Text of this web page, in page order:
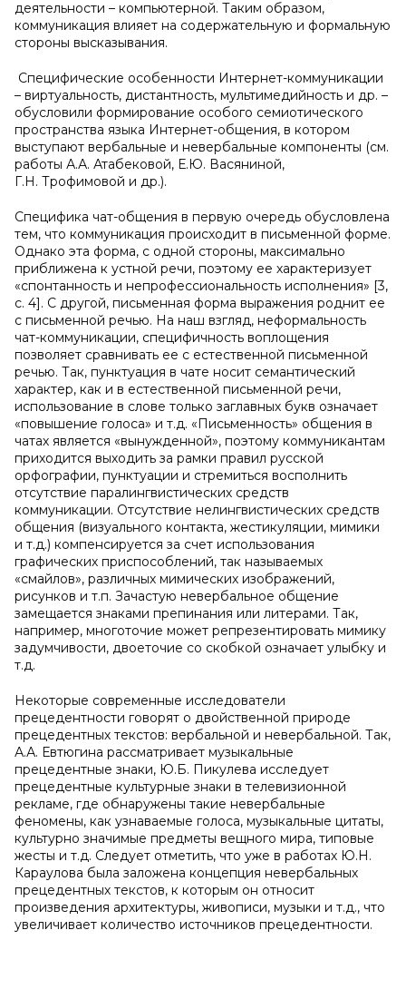
деятельности – компьютерной. Таким образом,
коммуникация влияет на содержательную и формальную
стороны высказывания.
Специфические особенности Интернет-коммуникации
– виртуальность, дистантность, мультимедийность и др. –
обусловили формирование особого семиотического
пространства языка Интернет-общения, в котором
выступают вербальные и невербальные компоненты (см.
работы А.А. Атабековой, Е.Ю. Васяниной,
Г.Н. Трофимовой и др.).
Специфика чат-общения в первую очередь обусловлена
тем, что коммуникация происходит в письменной форме.
Однако эта форма, с одной стороны, максимально
приближена к устной речи, поэтому ее характеризует
«спонтанность и непрофессиональность исполнения» [3,
с. 4]. С другой, письменная форма выражения роднит ее
с письменной речью. На наш взгляд, неформальность
чат-коммуникации, специфичность воплощения
позволяет сравнивать ее с естественной письменной
речью. Так, пунктуация в чате носит семантический
характер, как и в естественной письменной речи,
использование в слове только заглавных букв означает
«повышение голоса» и т.д. «Письменность» общения в
чатах является «вынужденной», поэтому коммуникантам
приходится выходить за рамки правил русской
орфографии, пунктуации и стремиться восполнить
отсутствие паралингвистических средств
коммуникации. Отсутствие нелингвистических средств
общения (визуального контакта, жестикуляции, мимики
и т.д.) компенсируется за счет использования
графических приспособлений, так называемых
«смайлов», различных мимических изображений,
рисунков и т.п. Зачастую невербальное общение
замещается знаками препинания или литерами. Так,
например, многоточие может репрезентировать мимику
задумчивости, двоеточие со скобкой означает улыбку и
т.д.
Некоторые современные исследователи
прецедентности говорят о двойственной природе
прецедентных текстов: вербальной и невербальной. Так,
А.А. Евтюгина рассматривает музыкальные
прецедентные знаки, Ю.Б. Пикулева исследует
прецедентные культурные знаки в телевизионной
рекламе, где обнаружены такие невербальные
феномены, как узнаваемые голоса, музыкальные цитаты,
культурно значимые предметы вещного мира, типовые
жесты и т.д. Следует отметить, что уже в работах Ю.Н.
Караулова была заложена концепция невербальных
прецедентных текстов, к которым он относит
произведения архитектуры, живописи, музыки и т.д., что
увеличивает количество источников прецедентности.